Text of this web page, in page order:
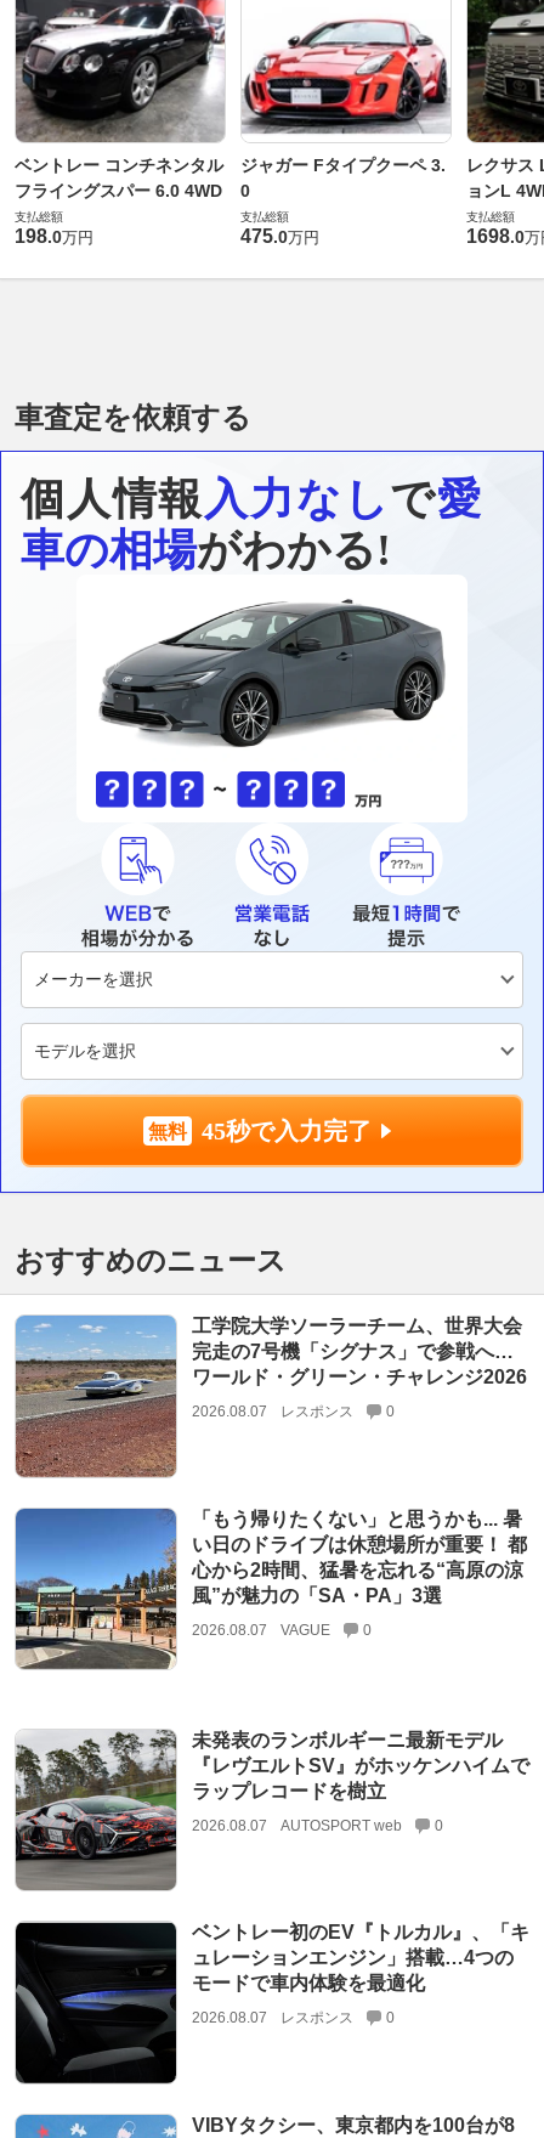
ベントレー コンチネンタル
フライングスパー 6.0 4WD
支払総額
198.0万円
ジャガー Fタイプクーペ 3.
0
支払総額
475.0万円
レクサス
ョンL
支払総額
1698.0万
車査定を依頼する
個人情報入力なしで愛
車の相場がわかる!
45秒で入力完了
おすすめのニュース
工学院大学ソーラーチーム、世界大会
完走の7号機「シグナス」で参戦へ…
ワールド・グリーン・チャレンジ2026
2026.08.07 レスポンス 0
「もう帰りたくない」と思うかも... 暑
い日のドライブは休憩場所が重要！ 都
心から2時間、猛暑を忘れる“高原の涼
風”が魅力の「SA・PA」3選
2026.08.07 VAGUE 0
未発表のランボルギーニ最新モデル
『レヴエルトSV』がホッケンハイムで
ラップレコードを樹立
2026.08.07 AUTOSPORT web 0
ベントレー初のEV『トルカル』、「キ
ュレーションエンジン」搭載…4つの
モードで車内体験を最適化
2026.08.07 レスポンス 0
VIBYタクシー、東京都内を100台が8